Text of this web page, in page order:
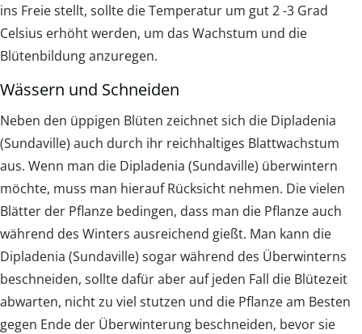
ins Freie stellt, sollte die Temperatur um gut 2 -3 Grad
Celsius erhöht werden, um das Wachstum und die
Blütenbildung anzuregen.
Wässern und Schneiden
Neben den üppigen Blüten zeichnet sich die Dipladenia
(Sundaville) auch durch ihr reichhaltiges Blattwachstum
aus. Wenn man die Dipladenia (Sundaville) überwintern
möchte, muss man hierauf Rücksicht nehmen. Die vielen
Blätter der Pflanze bedingen, dass man die Pflanze auch
während des Winters ausreichend gießt. Man kann die
Dipladenia (Sundaville) sogar während des Überwinterns
beschneiden, sollte dafür aber auf jeden Fall die Blütezeit
abwarten, nicht zu viel stutzen und die Pflanze am Besten
gegen Ende der Überwinterung beschneiden, bevor sie